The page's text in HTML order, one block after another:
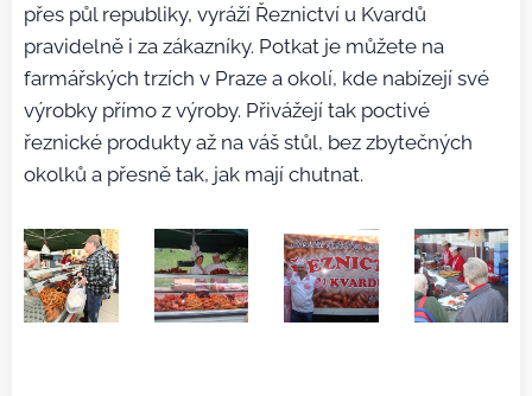
přes půl republiky, vyráží Řeznictví u Kvardů
pravidelně i za zákazníky. Potkat je můžete na
farmářských trzích v Praze a okolí, kde nabízejí své
výrobky přímo z výroby. Přivážejí tak poctivé
řeznické produkty až na váš stůl, bez zbytečných
okolků a přesně tak, jak mají chutnat.